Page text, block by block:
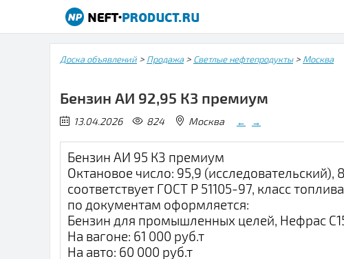
Доска объявлений > Продажа> Светлые нефтепродукты> Москва
Бензин АИ 92,95 К3 премиум
13.04.2026 824 Москва ← →
Бензин АИ 95 К3 премиум
Октановое число: 95,9 (исследовательский),
соответствует ГОСТ Р 51105-97, класс
по документам оформляется:
Бензин для промышленных целей, Нефрас
На вагоне: 61 000 руб.т
На авто: 60 000 руб.т